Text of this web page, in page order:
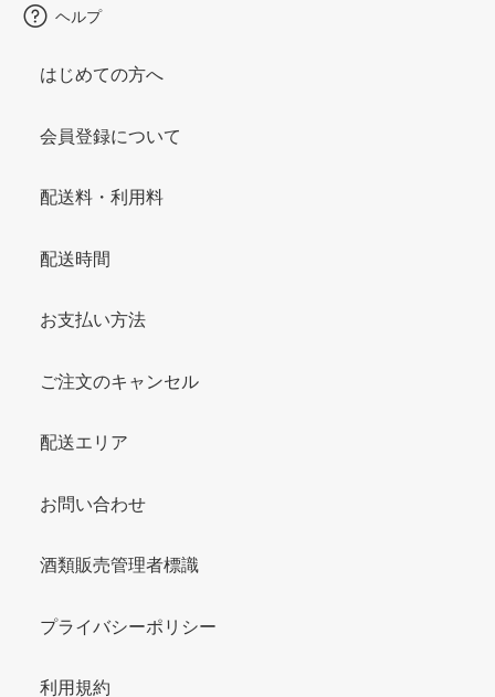
ヘルプ
はじめての方へ
会員登録について
配送料・利用料
配送時間
お支払い方法
ご注文のキャンセル
配送エリア
お問い合わせ
酒類販売管理者標識
プライバシーポリシー
利用規約